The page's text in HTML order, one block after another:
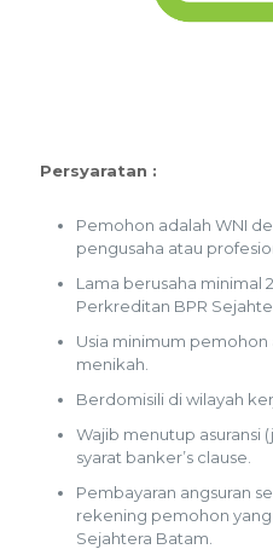
Persyaratan :
Pemohon adalah WNI
pengusaha atau
Lama berusaha minimal
Perkreditan BPR
Usia minimum pemohon
menikah.
Berdomisili di wilayah
Wajib menutup asuransi
syarat banker’s clause.
Pembayaran angsuran
rekening pemohon
Sejahtera Batam.